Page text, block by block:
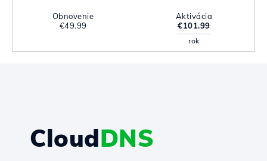
Obnovenie
€49.99
Aktivácia
€101.99
rok
CloudDNS